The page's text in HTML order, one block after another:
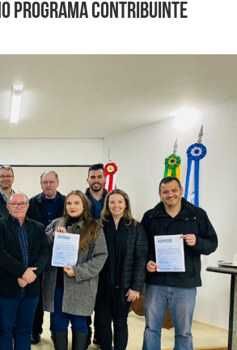
Programa Contribuinte